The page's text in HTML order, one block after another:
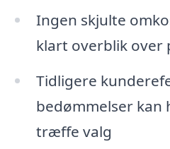
Ingen skjulte
klart overblik over
Tidligere
bedømmelser
træffe valg